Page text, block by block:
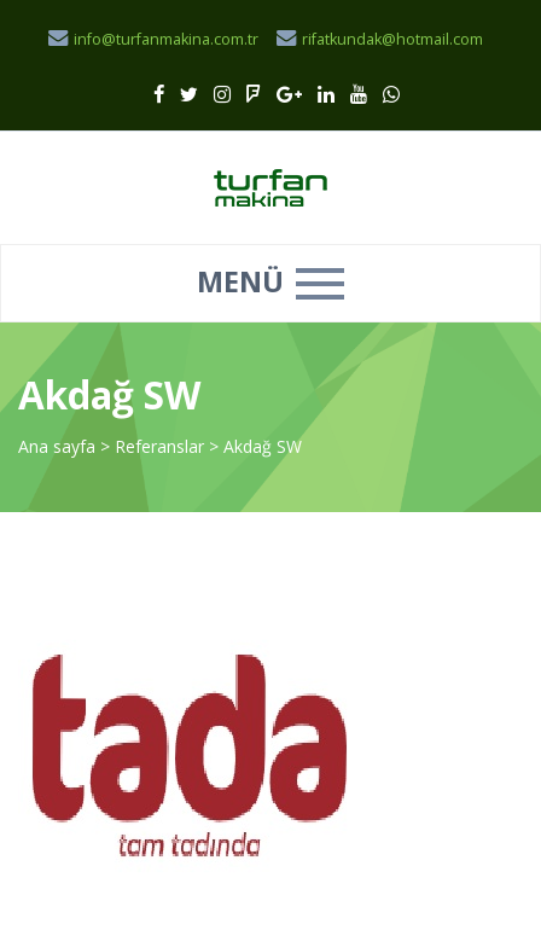
info@turfanmakina.com.tr rifatkundak@hotmail.com
MENÜ
Akdağ SW
Ana sayfa > Referanslar > Akdağ SW